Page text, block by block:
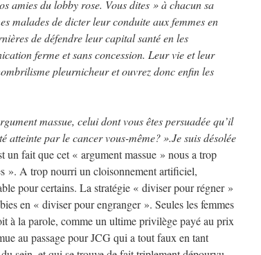
amies du lobby rose. Vous dites » à chacun sa
malades de dicter leur conduite aux femmes en
de défendre leur capital santé en les
ferme et sans concession. Leur vie et leur
pleurnicheur et ouvrez donc enfin les
massue, celui dont vous êtes persuadée qu’il
atteinte par le cancer vous-même? ».Je suis désolée
un fait que cet « argument massue » nous a trop
». A trop nourri un cloisonnement artificiel,
pour certains. La stratégie « diviser pour régner »
en « diviser pour engranger ». Seules les femmes
à la parole, comme un ultime privilège payé au prix
au passage pour JCG qui a tout faux en tant